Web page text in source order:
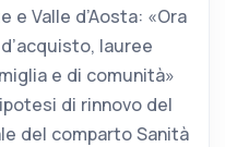
e Valle d’Aosta: «Ora
lauree
e di comunità»
di rinnovo del
del comparto Sanità